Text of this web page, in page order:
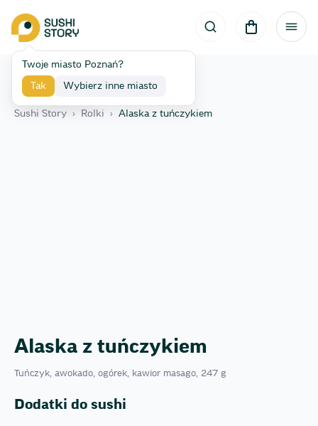
Twoje miasto Poznań?
Tak Wybierz inne miasto
Wróć
Sushi Story › Rolki › Alaska z tuńczykiem
Alaska z tuńczykiem
Tuńczyk, awokado, ogórek, kawior masago, 247 g
Dodatki do sushi